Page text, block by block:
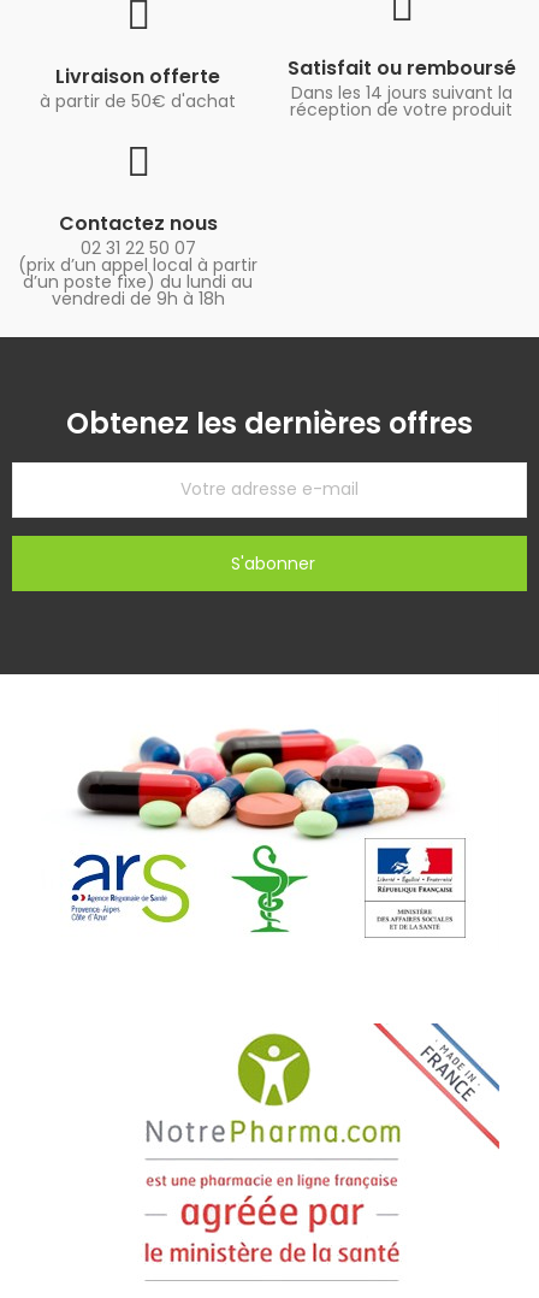
Livraison offerte
à partir de 50€ d'achat
Satisfait ou remboursé
Dans les 14 jours suivant la
réception de votre produit
Contactez nous
02 31 22 50 07
(prix d’un appel local à partir
d’un poste fixe) du lundi au
vendredi de 9h à 18h
Obtenez les dernières offres
S'abonner